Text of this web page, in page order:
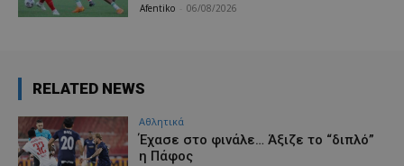
Afentiko 06/08/2026
RELATED NEWS
Αθλητικά
Έχασε στο φινάλε… Άξιζε το “διπλό”
η Πάφος